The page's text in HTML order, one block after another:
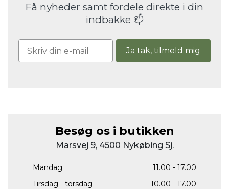
Få nyheder samt fordele direkte i din
indbakke 📫
Ja tak, tilmeld mig
Besøg os i butikken
Marsvej 9, 4500 Nykøbing Sj.
Mandag
11.00 - 17.00
Tirsdag - torsdag
10.00 - 17.00